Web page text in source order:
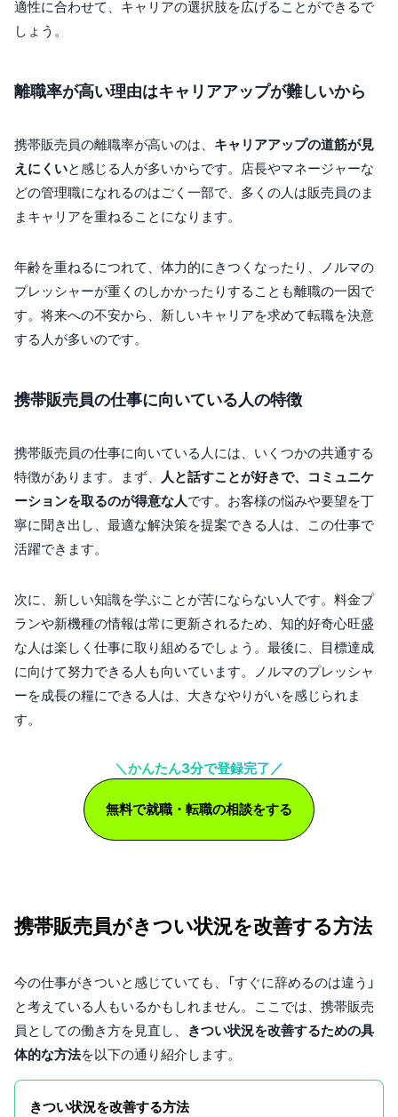
適性に合わせて、キャリアの選択肢を広げることができるで
しょう。
離職率が高い理由はキャリアアップが難しいから
携帯販売員の離職率が高いのは、 キャリアアップの道筋が見
えにくいと感じる人が多いからです。店長やマネージャーな
どの管理職になれるのはごく一部で、多くの人は販売員のま
まキャリアを重ねることになります。
年齢を重ねるにつれて、体力的にきつくなったり、ノルマの
プレッシャーが重くのしかかったりすることも離職の一因で
す。将来への不安から、新しいキャリアを求めて転職を決意
する人が多いのです。
携帯販売員の仕事に向いている人の特徴
携帯販売員の仕事に向いている人には、いくつかの共通する
特徴があります。まず、
人と話すことが好きで、コミュニケ
ーションを取るのが得意な人です。お客様の悩みや要望を丁
寧に聞き出し、最適な解決策を提案できる人は、この仕事で
活躍できます。
次に、新しい知識を学ぶことが苦にならない人です。料金プ
ランや新機種の情報は常に更新されるため、知的好奇心旺盛
な人は楽しく仕事に取り組めるでしょう。最後に、目標達成
に向けて努力できる人も向いています。ノルマのプレッシャ
ーを成長の糧にできる人は、大きなやりがいを感じられま
す。
＼かんたん3分で登録完了／
無料で就職・転職の相談をする
携帯販売員がきつい状況を改善する方法
今の仕事がきついと感じていても、「すぐに辞めるのは違う」
と考えている人もいるかもしれません。ここでは、携帯販売
員としての働き方を見直し、
きつい状況を改善するための具
体的な方法を以下の通り紹介します。
きつい状況を改善する方法